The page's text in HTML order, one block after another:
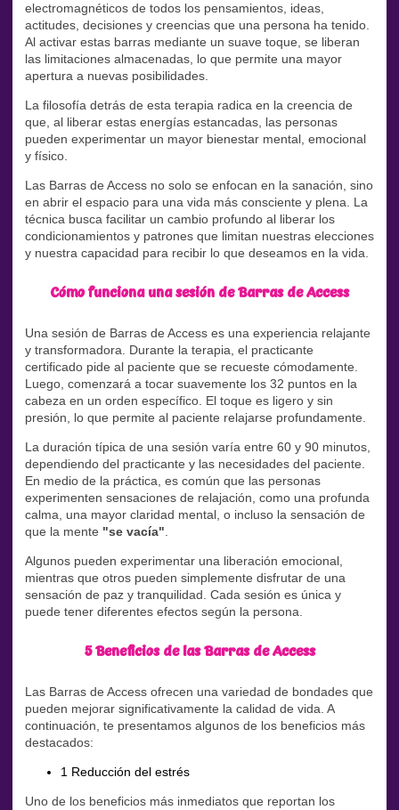
electromagnéticos de todos los pensamientos, ideas,
actitudes, decisiones y creencias que una persona ha tenido.
Al activar estas barras mediante un suave toque, se liberan
las limitaciones almacenadas, lo que permite una mayor
apertura a nuevas posibilidades.
La filosofía detrás de esta terapia radica en la creencia de
que, al liberar estas energías estancadas, las personas
pueden experimentar un mayor bienestar mental, emocional
y físico.
Las Barras de Access no solo se enfocan en la sanación, sino
en abrir el espacio para una vida más consciente y plena. La
técnica busca facilitar un cambio profundo al liberar los
condicionamientos y patrones que limitan nuestras elecciones
y nuestra capacidad para recibir lo que deseamos en la vida.
Cómo funciona una sesión de Barras de Access
Una sesión de Barras de Access es una experiencia relajante
y transformadora. Durante la terapia, el practicante
certificado pide al paciente que se recueste cómodamente.
Luego, comenzará a tocar suavemente los 32 puntos en la
cabeza en un orden específico. El toque es ligero y sin
presión, lo que permite al paciente relajarse profundamente.
La duración típica de una sesión varía entre 60 y 90 minutos,
dependiendo del practicante y las necesidades del paciente.
En medio de la práctica, es común que las personas
experimenten sensaciones de relajación, como una profunda
calma, una mayor claridad mental, o incluso la sensación de
que la mente "se vacía".
Algunos pueden experimentar una liberación emocional,
mientras que otros pueden simplemente disfrutar de una
sensación de paz y tranquilidad. Cada sesión es única y
puede tener diferentes efectos según la persona.
5 Beneficios de las Barras de Access
Las Barras de Access ofrecen una variedad de bondades que
pueden mejorar significativamente la calidad de vida. A
continuación, te presentamos algunos de los beneficios más
destacados:
1 Reducción del estrés
Uno de los beneficios más inmediatos que reportan los